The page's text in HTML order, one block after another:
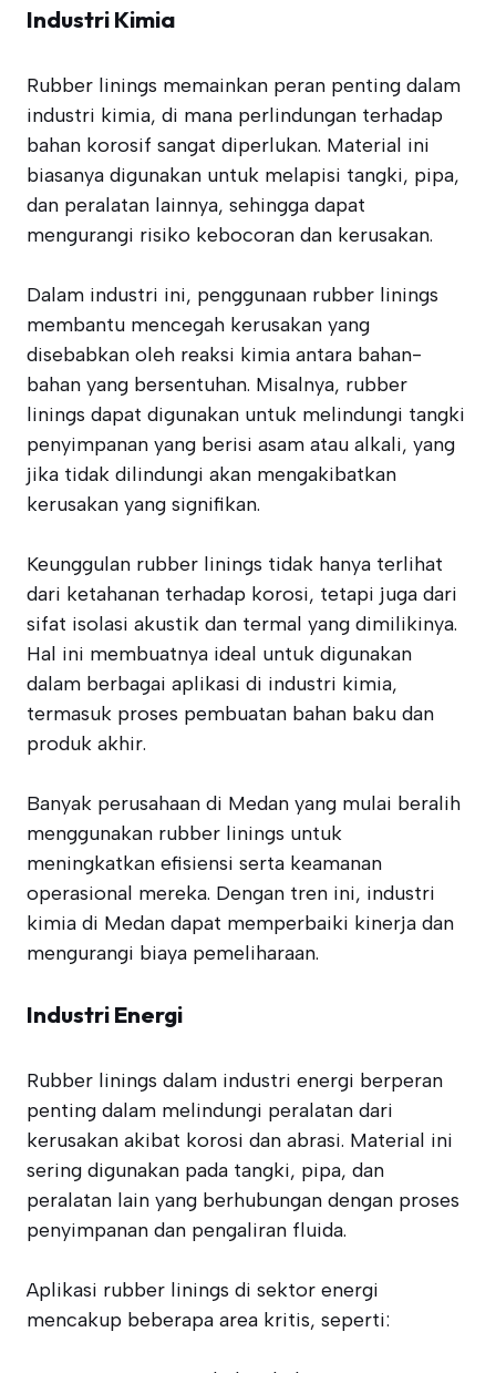
Industri Kimia
Rubber linings memainkan peran penting dalam
industri kimia, di mana perlindungan terhadap
bahan korosif sangat diperlukan. Material ini
biasanya digunakan untuk melapisi tangki, pipa,
dan peralatan lainnya, sehingga dapat
mengurangi risiko kebocoran dan kerusakan.
Dalam industri ini, penggunaan rubber linings
membantu mencegah kerusakan yang
disebabkan oleh reaksi kimia antara bahan-
bahan yang bersentuhan. Misalnya, rubber
linings dapat digunakan untuk melindungi tangki
penyimpanan yang berisi asam atau alkali, yang
jika tidak dilindungi akan mengakibatkan
kerusakan yang signifikan.
Keunggulan rubber linings tidak hanya terlihat
dari ketahanan terhadap korosi, tetapi juga dari
sifat isolasi akustik dan termal yang dimilikinya.
Hal ini membuatnya ideal untuk digunakan
dalam berbagai aplikasi di industri kimia,
termasuk proses pembuatan bahan baku dan
produk akhir.
Banyak perusahaan di Medan yang mulai beralih
menggunakan rubber linings untuk
meningkatkan efisiensi serta keamanan
operasional mereka. Dengan tren ini, industri
kimia di Medan dapat memperbaiki kinerja dan
mengurangi biaya pemeliharaan.
Industri Energi
Rubber linings dalam industri energi berperan
penting dalam melindungi peralatan dari
kerusakan akibat korosi dan abrasi. Material ini
sering digunakan pada tangki, pipa, dan
peralatan lain yang berhubungan dengan proses
penyimpanan dan pengaliran fluida.
Aplikasi rubber linings di sektor energi
mencakup beberapa area kritis, seperti: